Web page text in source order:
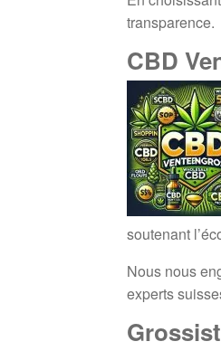
transparence.
CBD
soutenant
Nous nous
experts